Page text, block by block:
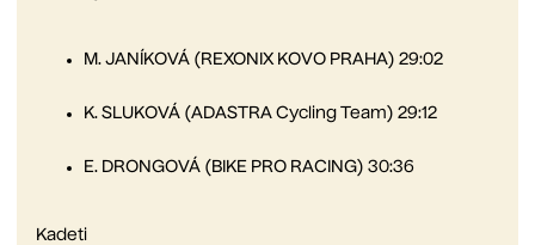
M. JANÍKOVÁ (REXONIX KOVO PRAHA) 29:02
K. SLUKOVÁ (ADASTRA Cycling Team) 29:12
E. DRONGOVÁ (BIKE PRO RACING) 30:36
Kadeti